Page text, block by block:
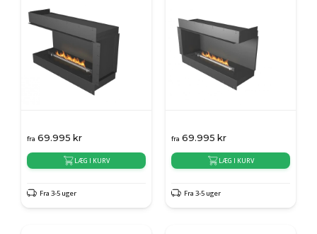
fra 69.995 kr
LÆG I KURV
Fra 3-5 uger
fra 69.995 kr
LÆG I KURV
Fra 3-5 uger